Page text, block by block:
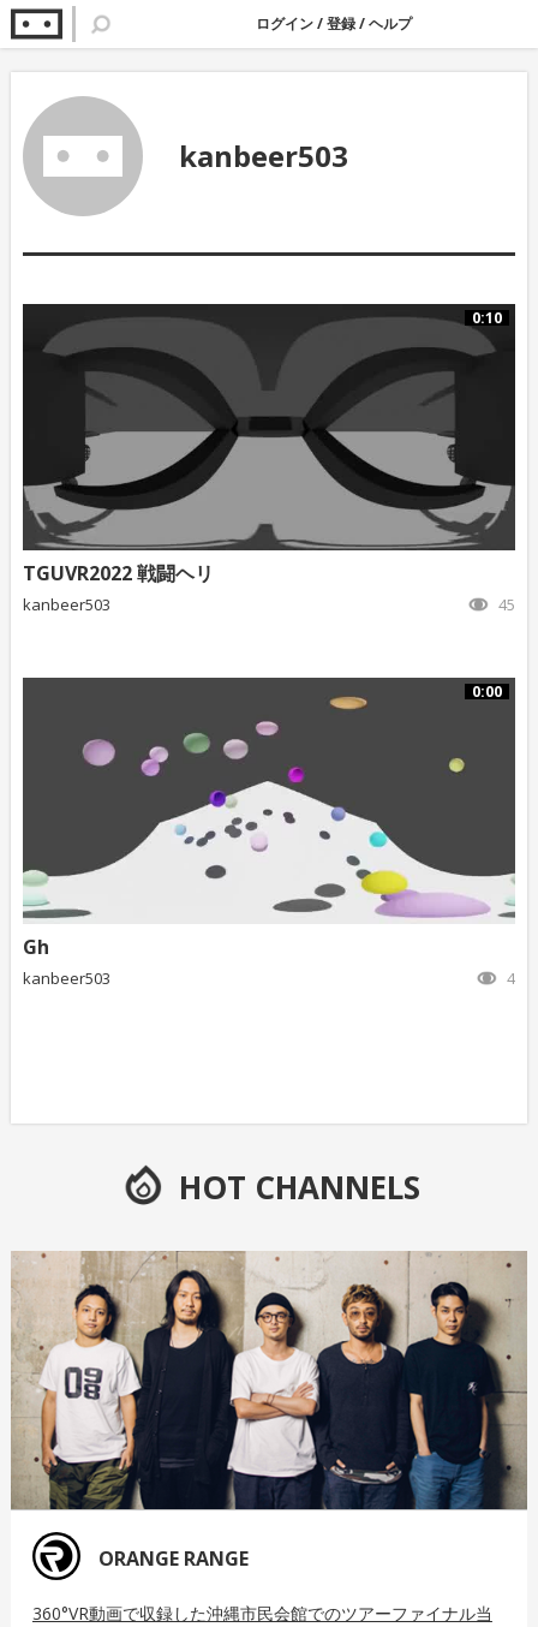
ログイン/登録/ヘルプ
kanbeer503
0:10
TGUVR2022 戦闘ヘリ
kanbeer503 45
0:00
Gh
kanbeer503 4
HOT CHANNELS
ORANGE RANGE
360°VR動画で収録した沖縄市民会館でのツアーファイナル当